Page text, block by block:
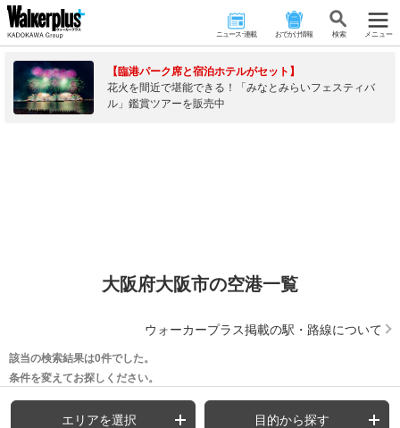
ニュース･連載 おでかけ情報 検 索 メニュー
【臨港パーク席と宿泊ホテルがセット】
花火を間近で堪能できる！「みなとみらいフェスティバ
ル」鑑賞ツアーを販売中
大阪府大阪市の空港一覧
ウォーカープラス掲載の駅・路線について
該当の検索結果は0件でした。
条件を変えてお探しください。
エリアを選択 目的から探す